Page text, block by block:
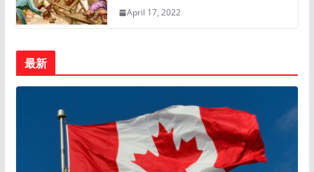
April 17, 2022
最新